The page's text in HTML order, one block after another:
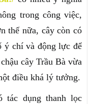
trong công việc,
thế nữa, cây còn có
ý chí và động lực để
cây Trầu Bà vừa
điều khá lý tưởng.
tác dụng thanh lọc